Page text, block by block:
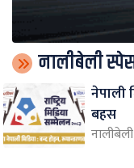
नालीबेली
नेपाली
बहस